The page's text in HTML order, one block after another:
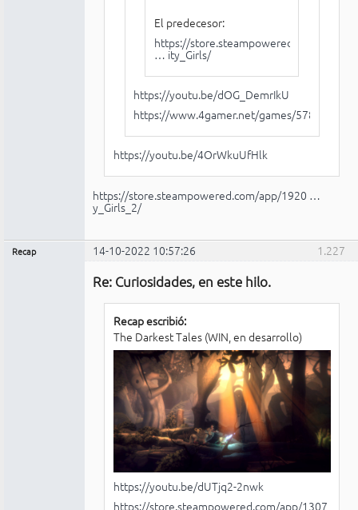
El predecesor:
https://store.steampowered.com/app/
… ity_Girls/
https://youtu.be/dOG_DemrIkU
https://www.4gamer.net/games/578/
https://youtu.be/4OrWkuUfHlk
https://store.steampowered.com/app/1920 …
y_Girls_2/
1.227
Recap 14-10-2022 10:57:26
Re: Curiosidades, en este hilo.
Recap escribió:
The Darkest Tales (WIN, en desarrollo)
https://youtu.be/dUTjq2-2nwk
https://store.steampowered.com/app/1307